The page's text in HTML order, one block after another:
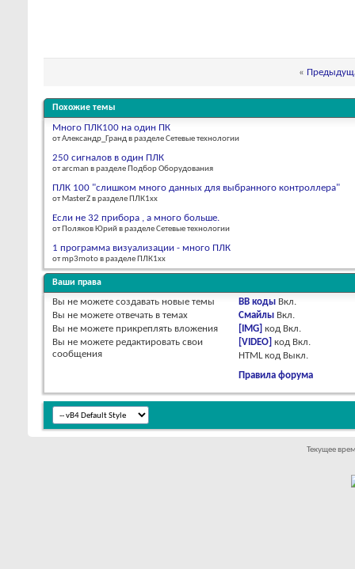
«
Похожие темы
Много ПЛК100 на один ПК
от Александр_Гранд в разделе Сетевые технологии
250 сигналов в один ПЛК
от arcman в разделе Подбор Оборудования
ПЛК 100 "слишком много данных для выбранного контроллера"
от MasterZ в разделе ПЛК1хх
Если не 32 прибора , а много больше.
от Поляков Юрий в разделе Сетевые технологии
1 программа визуализации - много ПЛК
от mp3moto в разделе ПЛК1хх
Ваши права
Вы не можете создавать новые темы
Вы не можете отвечать в темах
Вы не можете прикреплять вложения
Вы не можете редактировать свои
сообщения
BB коды Вкл.
Смайлы Вкл.
[IMG] код Вкл.
[VIDEO] код Вкл.
HTML код Выкл.
Правила форума
Текущее